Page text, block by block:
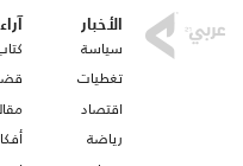
الأخبار
سياسة
تغطيات
اقتصاد
رياضة
آراء